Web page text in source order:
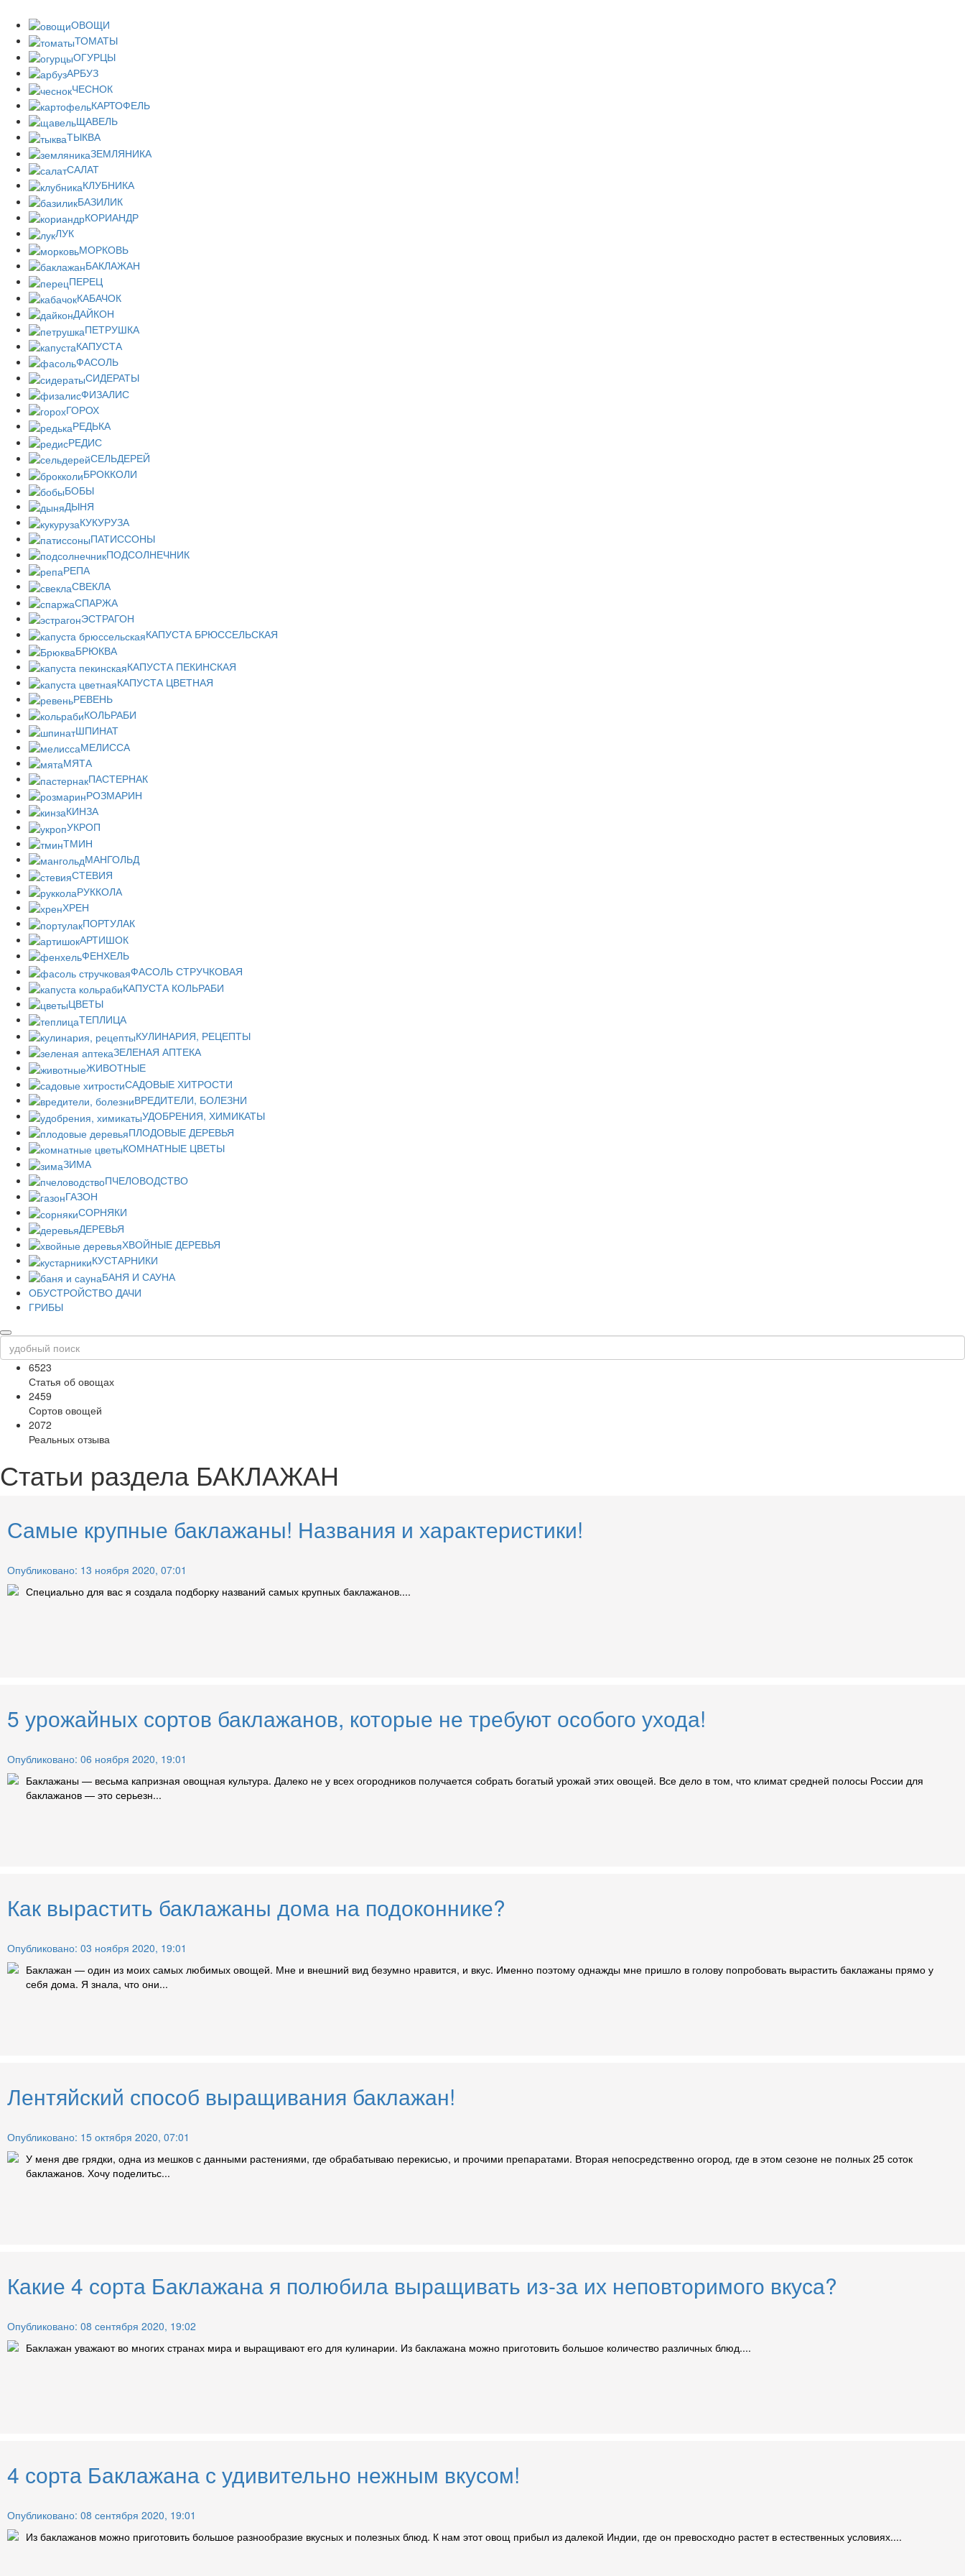
ОВОЩИ
ТОМАТЫ
ОГУРЦЫ
АРБУЗ
ЧЕСНОК
КАРТОФЕЛЬ
ЩАВЕЛЬ
ТЫКВА
ЗЕМЛЯНИКА
САЛАТ
КЛУБНИКА
БАЗИЛИК
КОРИАНДР
ЛУК
МОРКОВЬ
БАКЛАЖАН
ПЕРЕЦ
КАБАЧОК
ДАЙКОН
ПЕТРУШКА
КАПУСТА
ФАСОЛЬ
СИДЕРАТЫ
ФИЗАЛИС
ГОРОХ
РЕДЬКА
РЕДИС
СЕЛЬДЕРЕЙ
БРОККОЛИ
БОБЫ
ДЫНЯ
КУКУРУЗА
ПАТИССОНЫ
ПОДСОЛНЕЧНИК
РЕПА
СВЕКЛА
СПАРЖА
ЭСТРАГОН
КАПУСТА БРЮССЕЛЬСКАЯ
БРЮКВА
КАПУСТА ПЕКИНСКАЯ
КАПУСТА ЦВЕТНАЯ
РЕВЕНЬ
КОЛЬРАБИ
ШПИНАТ
МЕЛИССА
МЯТА
ПАСТЕРНАК
РОЗМАРИН
КИНЗА
УКРОП
ТМИН
МАНГОЛЬД
СТЕВИЯ
РУККОЛА
ХРЕН
ПОРТУЛАК
АРТИШОК
ФЕНХЕЛЬ
ФАСОЛЬ СТРУЧКОВАЯ
КАПУСТА КОЛЬРАБИ
ЦВЕТЫ
ТЕПЛИЦА
КУЛИНАРИЯ, РЕЦЕПТЫ
ЗЕЛЕНАЯ АПТЕКА
ЖИВОТНЫЕ
САДОВЫЕ ХИТРОСТИ
ВРЕДИТЕЛИ, БОЛЕЗНИ
УДОБРЕНИЯ, ХИМИКАТЫ
ПЛОДОВЫЕ ДЕРЕВЬЯ
КОМНАТНЫЕ ЦВЕТЫ
ЗИМА
ПЧЕЛОВОДСТВО
ГАЗОН
СОРНЯКИ
ДЕРЕВЬЯ
ХВОЙНЫЕ ДЕРЕВЬЯ
КУСТАРНИКИ
БАНЯ И САУНА
ОБУСТРОЙСТВО ДАЧИ
ГРИБЫ
6523
Статья об овощах
2459
Сортов овощей
2072
Реальных отзыва
Статьи раздела БАКЛАЖАН
Самые крупные баклажаны! Названия и характеристики!
Опубликовано: 13 ноября 2020, 07:01
Специально для вас я создала подборку названий самых крупных баклажанов....
5 урожайных сортов баклажанов, которые не требуют особого ухода!
Опубликовано: 06 ноября 2020, 19:01
Баклажаны — весьма капризная овощная культура. Далеко не у всех огородников получается собрать богатый урожай этих овощей. Все дело в том, что климат средней полосы России для
баклажанов — это серьезн...
Как вырастить баклажаны дома на подоконнике?
Опубликовано: 03 ноября 2020, 19:01
Баклажан — один из моих самых любимых овощей. Мне и внешний вид безумно нравится, и вкус. Именно поэтому однажды мне пришло в голову попробовать вырастить баклажаны прямо у
себя дома. Я знала, что они...
Лентяйский способ выращивания баклажан!
Опубликовано: 15 октября 2020, 07:01
У меня две грядки, одна из мешков с данными растениями, где обрабатываю перекисью, и прочими препаратами. Вторая непосредственно огород, где в этом сезоне не полных 25 соток
баклажанов. Хочу поделитьс...
Какие 4 сорта Баклажана я полюбила выращивать из-за их неповторимого вкуса?
Опубликовано: 08 сентября 2020, 19:02
Баклажан уважают во многих странах мира и выращивают его для кулинарии. Из баклажана можно приготовить большое количество различных блюд....
4 сорта Баклажана с удивительно нежным вкусом!
Опубликовано: 08 сентября 2020, 19:01
Из баклажанов можно приготовить большое разнообразие вкусных и полезных блюд. К нам этот овощ прибыл из далекой Индии, где он превосходно растет в естественных условиях....